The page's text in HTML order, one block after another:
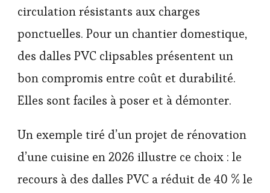
circulation résistants aux charges
ponctuelles. Pour un chantier domestique,
des dalles PVC clipsables présentent un
bon compromis entre coût et durabilité.
Elles sont faciles à poser et à démonter.
Un exemple tiré d’un projet de rénovation
d’une cuisine en 2026 illustre ce choix : le
recours à des dalles PVC a réduit de 40 % le